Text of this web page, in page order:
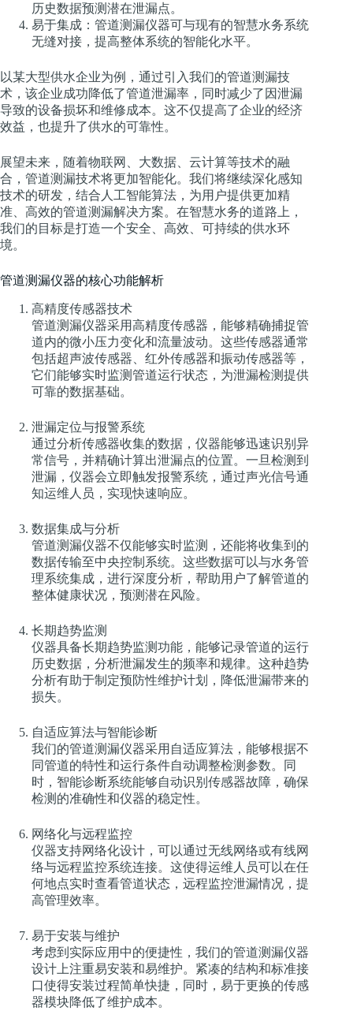
历史数据预测潜在泄漏点。
易于集成：管道测漏仪器可与现有的智慧水务系统
无缝对接，提高整体系统的智能化水平。
以某大型供水企业为例，通过引入我们的管道测漏技
术，该企业成功降低了管道泄漏率，同时减少了因泄漏
导致的设备损坏和维修成本。这不仅提高了企业的经济
效益，也提升了供水的可靠性。
展望未来，随着物联网、大数据、云计算等技术的融
合，管道测漏技术将更加智能化。我们将继续深化感知
技术的研发，结合人工智能算法，为用户提供更加精
准、高效的管道测漏解决方案。在智慧水务的道路上，
我们的目标是打造一个安全、高效、可持续的供水环
境。
管道测漏仪器的核心功能解析
高精度传感器技术
管道测漏仪器采用高精度传感器，能够精确捕捉管
道内的微小压力变化和流量波动。这些传感器通常
包括超声波传感器、红外传感器和振动传感器等，
它们能够实时监测管道运行状态，为泄漏检测提供
可靠的数据基础。
泄漏定位与报警系统
通过分析传感器收集的数据，仪器能够迅速识别异
常信号，并精确计算出泄漏点的位置。一旦检测到
泄漏，仪器会立即触发报警系统，通过声光信号通
知运维人员，实现快速响应。
数据集成与分析
管道测漏仪器不仅能够实时监测，还能将收集到的
数据传输至中央控制系统。这些数据可以与水务管
理系统集成，进行深度分析，帮助用户了解管道的
整体健康状况，预测潜在风险。
长期趋势监测
仪器具备长期趋势监测功能，能够记录管道的运行
历史数据，分析泄漏发生的频率和规律。这种趋势
分析有助于制定预防性维护计划，降低泄漏带来的
损失。
自适应算法与智能诊断
我们的管道测漏仪器采用自适应算法，能够根据不
同管道的特性和运行条件自动调整检测参数。同
时，智能诊断系统能够自动识别传感器故障，确保
检测的准确性和仪器的稳定性。
网络化与远程监控
仪器支持网络化设计，可以通过无线网络或有线网
络与远程监控系统连接。这使得运维人员可以在任
何地点实时查看管道状态，远程监控泄漏情况，提
高管理效率。
易于安装与维护
考虑到实际应用中的便捷性，我们的管道测漏仪器
设计上注重易安装和易维护。紧凑的结构和标准接
口使得安装过程简单快捷，同时，易于更换的传感
器模块降低了维护成本。